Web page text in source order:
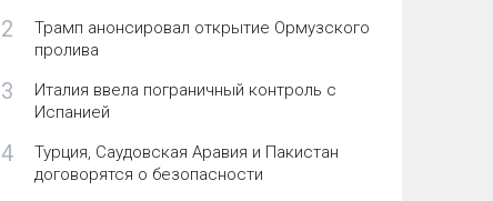
2
Трамп анонсировал открытие Ормузского
пролива
3
Италия ввела пограничный контроль с
Испанией
4
Турция, Саудовская Аравия и Пакистан
договорятся о безопасности